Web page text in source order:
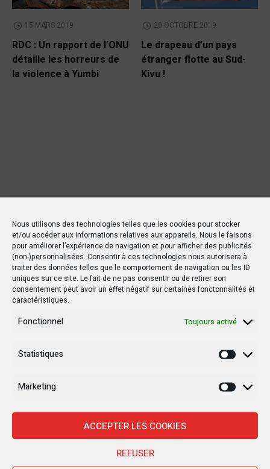
Nous utilisons des technologies telles que les cookies pour stocker
et/ou accéder aux informations relatives aux appareils. Nous le faisons
pour améliorer l’expérience de navigation et pour afficher des publicités
(non-)personnalisées. Consentir à ces technologies nous autorisera à
traiter des données telles que le comportement de navigation ou les ID
uniques sur ce site. Le fait de ne pas consentir ou de retirer son
consentement peut avoir un effet négatif sur certaines fonctonnalités et
caractéristiques.
Fonctionnel Toujours activé
Statistiques
Marketing
ACCEPTER LES COOKIES
REFUSER
15 MARS 2019
RDC : Un rapport de l’ONU
détaille les horreurs de
la violence à Yumbi
20 OCTOBRE 2019
Le drapeau d’un pays
étranger flotte au Sud-
Kivu !